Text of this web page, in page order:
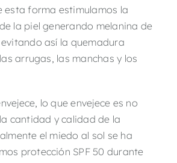
esta forma estimulamos la
la piel generando melanina de
así la quemadura
arrugas, las manchas y los
lo que envejece es no
cantidad y calidad de la
el miedo al sol se ha
protección SPF 50 durante